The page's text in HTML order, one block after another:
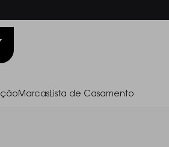
MarcasLista de Casamento